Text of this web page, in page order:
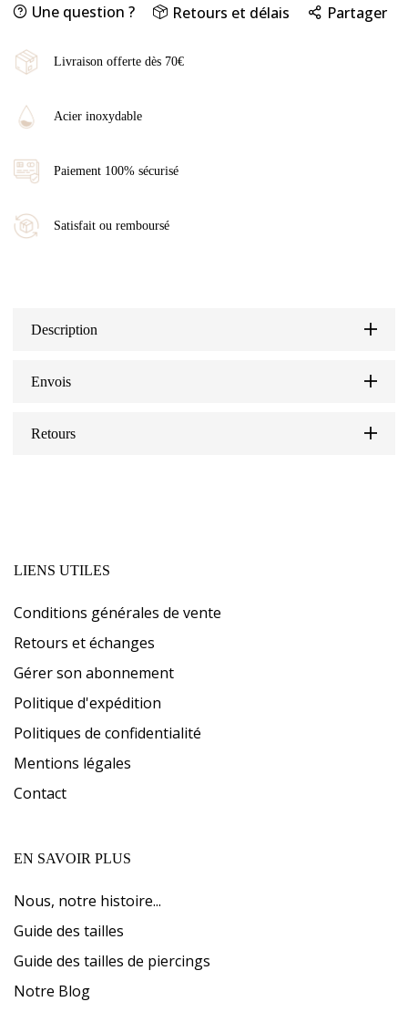
Une question ? Retours et délais Partager
Livraison offerte dès 70€
Acier inoxydable
Paiement 100% sécurisé
Satisfait ou remboursé
Description
Envois
Retours
LIENS UTILES
Conditions générales de vente
Retours et échanges
Gérer son abonnement
Politique d'expédition
Politiques de confidentialité
Mentions légales
Contact
EN SAVOIR PLUS
Nous, notre histoire...
Guide des tailles
Guide des tailles de piercings
Notre Blog